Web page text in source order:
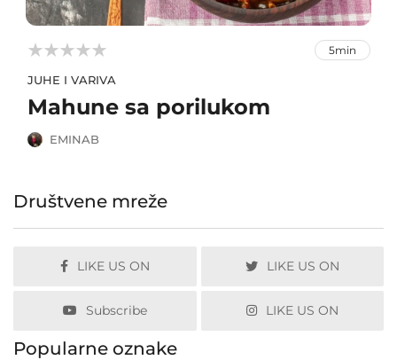


 5min
JUHE I VARIVA
Mahune sa porilukom
EMINAB
Društvene mreže
LIKE US ON LIKE US ON
Subscribe LIKE US ON
Popularne oznake